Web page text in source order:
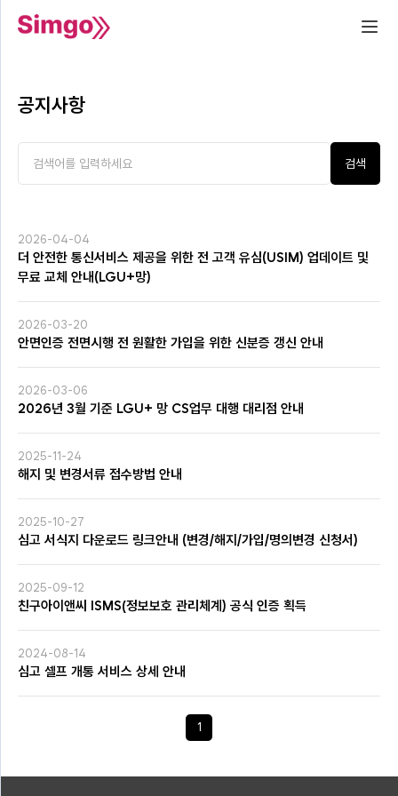
공지사항
검색
더 안전한 통신서비스 제공을 위한 전 고객 유심(USIM) 업데이트 및
무료 교체 안내(LGU+망)
2026-04-04
안면인증 전면시행 전 원활한 가입을 위한 신분증 갱신 안내
2026-03-20
2026년 3월 기준 LGU+ 망 CS업무 대행 대리점 안내
2026-03-06
해지 및 변경서류 접수방법 안내
2025-11-24
심고 서식지 다운로드 링크안내 (변경/해지/가입/명의변경 신청서)
2025-10-27
친구아이앤씨 ISMS(정보보호 관리체계) 공식 인증 획득
2025-09-12
심고 셀프 개통 서비스 상세 안내
2024-08-14
1